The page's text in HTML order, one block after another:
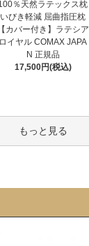
％天然ラテックス枕
いびき軽減 屈曲指圧枕
【カバー付き】ラテシア
ロイヤル COMAX JAPA
N 正規品
17,500円(税込)
もっと見る